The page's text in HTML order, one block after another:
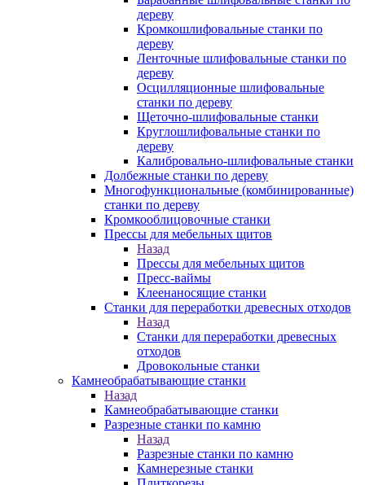
дереву
Кромкошлифовальные станки по
дереву
Ленточные шлифовальные станки по
дереву
Осцилляционные шлифовальные
станки по дереву
Щеточно-шлифовальные станки
Круглошлифовальные станки по
дереву
Калибровально-шлифовальные станки
Долбежные станки по дереву
Многофункциональные (комбинированные)
станки по дереву
Кромкооблицовочные станки
Прессы для мебельных щитов
Назад
Прессы для мебельных щитов
Пресс-ваймы
Клеенаносящие станки
Станки для переработки древесных отходов
Назад
Станки для переработки древесных
отходов
Дровокольные станки
Камнеобрабатывающие станки
Назад
Камнеобрабатывающие станки
Разрезные станки по камню
Назад
Разрезные станки по камню
Камнерезные станки